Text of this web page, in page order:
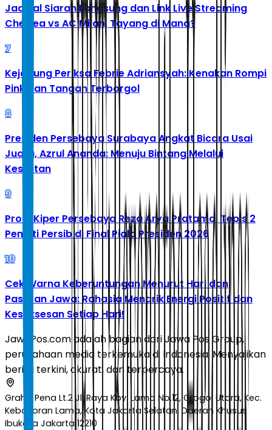
Jadwal Siaran Langsung dan Link Live Streaming
Chelsea vs AC Milan, Tayang di Mana?
7
Kejagung Periksa Febrie Adriansyah: Kenakan Rompi
Pink dan Tangan Terborgol
8
Presiden Persebaya Surabaya Angkat Bicara Usai
Juara, Azrul Ananda: Menuju Bintang Melalui
Kesulitan
9
Profil Kiper Persebaya Reza Arya Pratama, Tepis 2
Penalti Persib di Final Piala Presiden 2026
10
Cek Warna Keberuntungan Menurut Hari dan
Pasaran Jawa: Rahasia Menarik Energi Positif dan
Kesuksesan Setiap Hari!
JawaPos.com adalah bagian dari Jawa Pos Group,
perusahaan media terkemuka di Indonesia. Menyajikan
berita terkini, akurat, dan terpercaya.
Graha Pena Lt.2 Jl. Raya Kby. Lama No.12, Grogol Utara, Kec.
Kebayoran Lama, Kota Jakarta Selatan, Daerah Khusus
Ibukota Jakarta 12210